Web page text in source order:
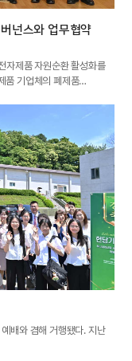
넌스와 업무협약
자제품 자원순환 활성화를
품 기업체의 폐제품…
배와 겸해 거행됐다. 지난